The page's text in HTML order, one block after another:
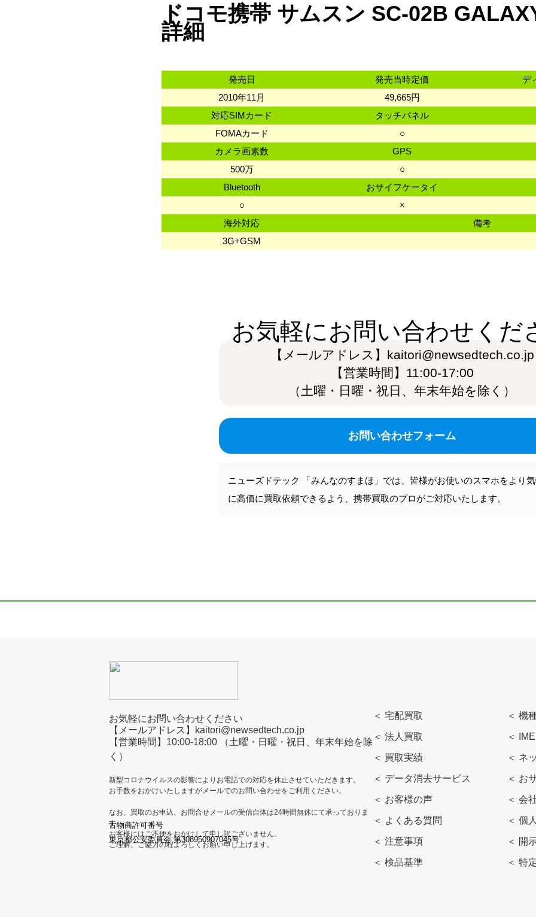
ドコモ携帯 サムスン SC-02B
詳細
発売日 発売当時定価
デ
2010年11月
49,665円
対応SIMカード
タッチパネル
FOMAカード
○
カメラ画素数
GPS
500万
○
Bluetooth
おサイフケータイ
○
×
海外対応
備考
3G+GSM
お気軽にお問い合わせくだ
【メールアドレス】kaitori@newsedtech.co.jp
【営業時間】11:00-17:00
（土曜・日曜・祝日、年末年始を除く）
お問い合わせフォーム
ニューズドテック 「みんなのすまほ」では、皆様がお使いのスマホをより
に高価に買取依頼できるよう、携帯買取のプロがご対応いたします。
お気軽にお問い合わせください
【メールアドレス】kaitori@newsedtech.co.jp
【営業時間】10:00-18:00 （土曜・日曜・祝日、年末年始を除
く）
新型コロナウイルスの影響によりお電話での対応を休止させていただきます。
お手数をおかけいたしますがメールでのお問い合わせをご利用ください。
なお、買取のお申込、お問合せメールの受信自体は24時間無休にて承っておりま
す。
お客様にはご不便をおかけして申し訳ございません。
ご理解、ご協力の程よろしくお願い申し上げます。
古物商許可番号
東京都公安委員会 第308950907045号
＜ 宅配買取
＜ 法人買取
＜ 買取実績
＜ データ消去サービス
＜ お客様の声
＜ よくある質問
＜ 注意事項
＜ 検品基準
＜ 機
＜
＜ ネ
＜ お
＜ 会
＜ 個
＜ 開
＜ 特